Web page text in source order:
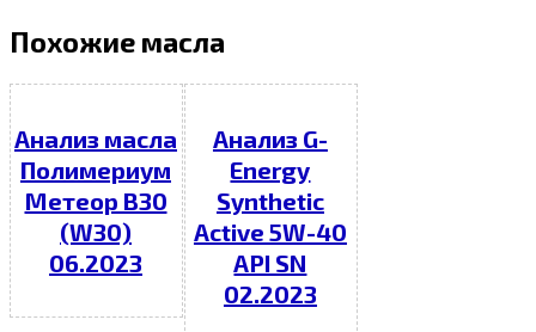
Похожие масла
Анализ масла
Полимериум
Метеор В30
(W30)
06.2023
Анализ G-
Energy
Synthetic
Active 5W-40
API SN
02.2023